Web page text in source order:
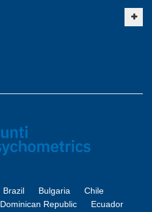
Brazil Bulgaria
Chile
Dominican Republic
Ecuador